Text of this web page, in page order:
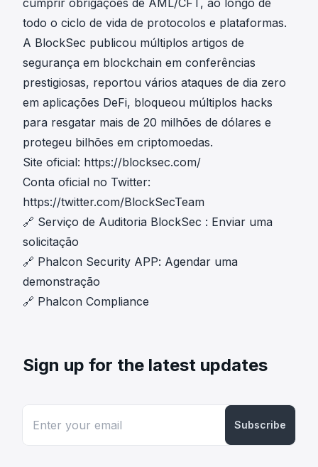
cumprir obrigações de AML/CFT, ao longo de
todo o ciclo de vida de protocolos e plataformas.
A BlockSec publicou múltiplos artigos de
segurança em blockchain em conferências
prestigiosas, reportou vários ataques de dia zero
em aplicações DeFi, bloqueou múltiplos hacks
para resgatar mais de 20 milhões de dólares e
protegeu bilhões em criptomoedas.
Site oficial: https://blocksec.com/
Conta oficial no Twitter:
https://twitter.com/BlockSecTeam
🔗 Serviço de Auditoria BlockSec : Enviar uma
solicitação
🔗 Phalcon Security APP: Agendar uma
demonstração
🔗 Phalcon Compliance
Sign up for the latest updates
Subscribe